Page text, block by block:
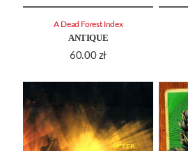
ANTIQUE
60.00 zł
A Dead Forest Index